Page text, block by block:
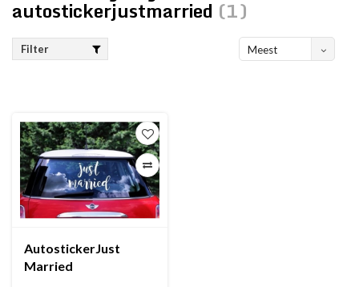
autostickerjustmarried (1)
Filter
Meest
AutostickerJust
Married